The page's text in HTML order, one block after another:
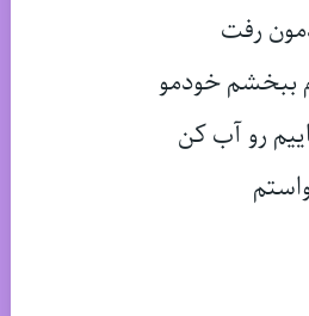
رفت
ببخشم خودمو
رو آب کن